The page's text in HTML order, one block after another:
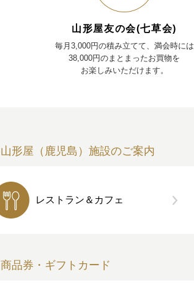
山形屋友の会(七草会)
毎月3,000円の積み立てて、満会時には
38,000円のまとまったお買物を
お楽しみいただけます。
山形屋（鹿児島）施設のご案内
レストラン＆カフェ
商品券・ギフトカード